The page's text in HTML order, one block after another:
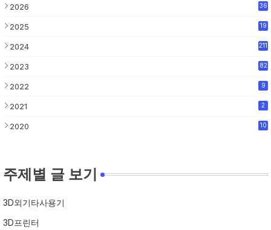
2026 36
2025 19
2024 211
2023 82
2022 9
2021 2
2020 10
주제별 글 보기
3D외기타사용기
3D프린터